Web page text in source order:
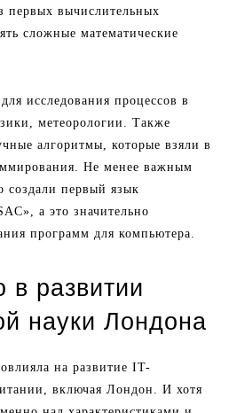
вычислительных
сложные математические
исследования процессов в
метеорологии. Также
алгоритмы, которые взяли в
Не менее важным
первый язык
а это значительно
программ для компьютера.
в развитии
науки Лондона
на развитие IT-
включая Лондон. И хотя